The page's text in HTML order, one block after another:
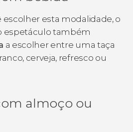
escolher esta modalidade, o
espetáculo também
a escolher entre uma taça
cerveja, refresco ou
almoço ou